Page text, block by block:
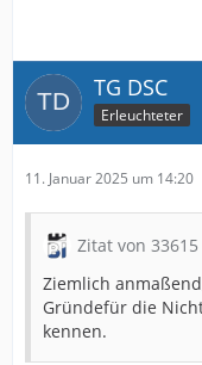
TG DSC
Erleuchteter
11. Januar 2025 um 14:20
Zitat von 33615
Ziemlich
Gründefür die
kennen.